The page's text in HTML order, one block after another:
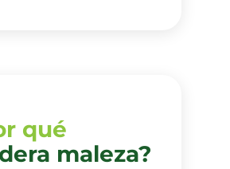
qué
maleza?